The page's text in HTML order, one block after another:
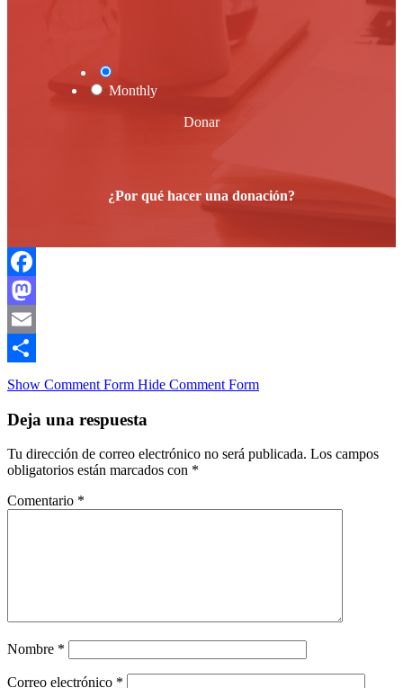
Monthly
Donar
¿Por qué hacer una donación?
Facebook
Mastodon
Email
Compartir
Show Comment Form Hide Comment Form
Deja una respuesta
Tu dirección de correo electrónico no será publicada. Los campos
obligatorios están marcados con *
Comentario *
Nombre *
Correo electrónico *